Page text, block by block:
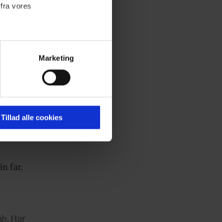
vores
indhold til dig.
i forbindelse med
i både
Marketing
Tillad alle cookies
en
far,
Har